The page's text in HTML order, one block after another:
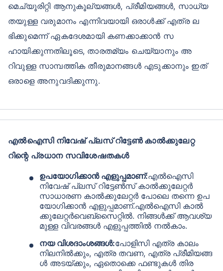
മെച്യൂരിറ്റി ആനുകൂല്യങ്ങൾ, പ്രീമിയങ്ങൾ, സാധ്യ
തയുള്ള വരുമാനം എന്നിവയായി ഒരാൾക്ക് എത്ര ല
ഭിക്കുമെന്ന് ഏകദേശമായി കണക്കാക്കാൻ സ
ഹായിക്കുന്നതിലൂടെ, താരതമ്യം ചെയ്യാനും അ
റിവുള്ള സാമ്പത്തിക തീരുമാനങ്ങൾ എടുക്കാനും ഇത്
ഒരാളെ അനുവദിക്കുന്നു.
എൽഐസി നിവേഷ് പ്ലസ് റിട്ടേൺ കാൽക്കുലേറ്റ
റിന്റെ പ്രധാന സവിശേഷതകൾ
ഉപയോഗിക്കാൻ എളുപ്പമാണ്:എൽഐസി
നിവേഷ് പ്ലസ് റിട്ടേൺസ് കാൽക്കുലേറ്റർ
സാധാരണ കാൽക്കുലേറ്റർ പോലെ തന്നെ ഉപ
യോഗിക്കാൻ എളുപ്പമാണ്.എൽഐസി കാൽ
ക്കുലേറ്റർവെബ്സൈറ്റിൽ. നിങ്ങൾക്ക് ആവശ്യ
മുള്ള വിവരങ്ങൾ എളുപ്പത്തിൽ നൽകാം.
നയ വിശദാംശങ്ങൾ:പോളിസി എത്ര കാലം
നിലനിൽക്കും, എത്ര തവണ, എത്ര പ്രീമിയങ്ങ
ൾ അടയ്ക്കും, ഏതൊക്കെ ഫണ്ടുകൾ തിര
നിങ്ങളുടെ ഭാവിയിൽ നിക്ഷേപിക്കാൻ തയ്യാറാണോ?
ഇനിയും പോകേണ്ട!
ഇന്ന് തന്നെ LIC നിക്ഷേപ പദ്ധതി വാങ്ങൂ കൂടാതെ
വരെ വരുമാനം നേടൂ
മാസാന്ത മോഡിൽ സിംഗിൾ